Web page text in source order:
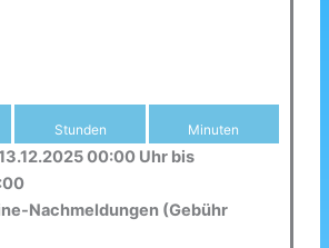
Stunden Minuten
00:00 Uhr bis
Nachmeldungen (Gebühr